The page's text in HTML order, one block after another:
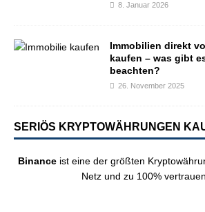
8. Januar 2026
Immobilien direkt
kaufen – was gibt
beachten?
26. November 2025
SERIÖS KRYPTOWÄHRUNGEN
Binance ist eine der größten
Netz und zu 100%